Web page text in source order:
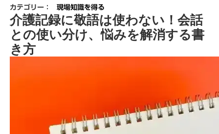
カテゴリー： 現場知識を得る
介護記録に敬語は使わない！会話
との使い分け、悩みを解消する書
き方